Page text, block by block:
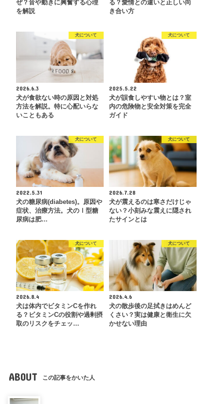
ぜ？音や動きに興奮する心理
を解説
る？愛情との違いと正しい向
き合い方
犬について
2026.6.3
犬が食欲ない時の原因と対処
方法を解説。特に心配いらな
いこともある
犬について
2025.5.22
犬が誤食しやすい物とは？室
内の危険物と安全対策を完全
ガイド
犬について
2022.5.31
犬の糖尿病(diabetes)。原因や
症状、治療方法。犬のⅠ型糖
尿病は肥…
犬について
2026.7.28
犬が震えるのは寒さだけじゃ
ない？小刻みな震えに隠され
たサインとは
犬について
2026.8.4
犬は体内でビタミンCを作れ
る？ビタミンCの役割や過剰摂
取のリスクをチェッ…
犬について
2026.4.6
犬の散歩後の足拭きはめんど
くさい？実は健康と衛生に欠
かせない理由
ABOUT この記事をかいた人